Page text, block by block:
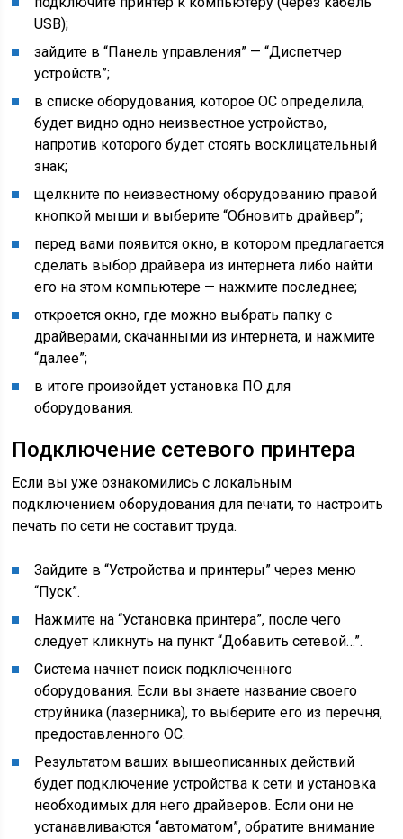
USB);
зайдите в “Панель управления” — “Диспетчер
устройств”;
в списке оборудования, которое ОС определила,
будет видно одно неизвестное устройство,
напротив которого будет стоять восклицательный
знак;
щелкните по неизвестному оборудованию правой
кнопкой мыши и выберите “Обновить драйвер”;
перед вами появится окно, в котором предлагается
сделать выбор драйвера из интернета либо найти
его на этом компьютере — нажмите последнее;
откроется окно, где можно выбрать папку с
драйверами, скачанными из интернета, и нажмите
“далее”;
в итоге произойдет установка ПО для
оборудования.
Подключение сетевого принтера
Если вы уже ознакомились с локальным
подключением оборудования для печати, то настроить
печать по сети не составит труда.
Зайдите в “Устройства и принтеры” через меню
“Пуск”.
Нажмите на “Установка принтера”, после чего
следует кликнуть на пункт “Добавить сетевой…”.
Система начнет поиск подключенного
оборудования. Если вы знаете название своего
струйника (лазерника), то выберите его из перечня,
предоставленного ОС.
Результатом ваших вышеописанных действий
будет подключение устройства к сети и установка
необходимых для него драйверов. Если они не
устанавливаются “автоматом”, обратите внимание